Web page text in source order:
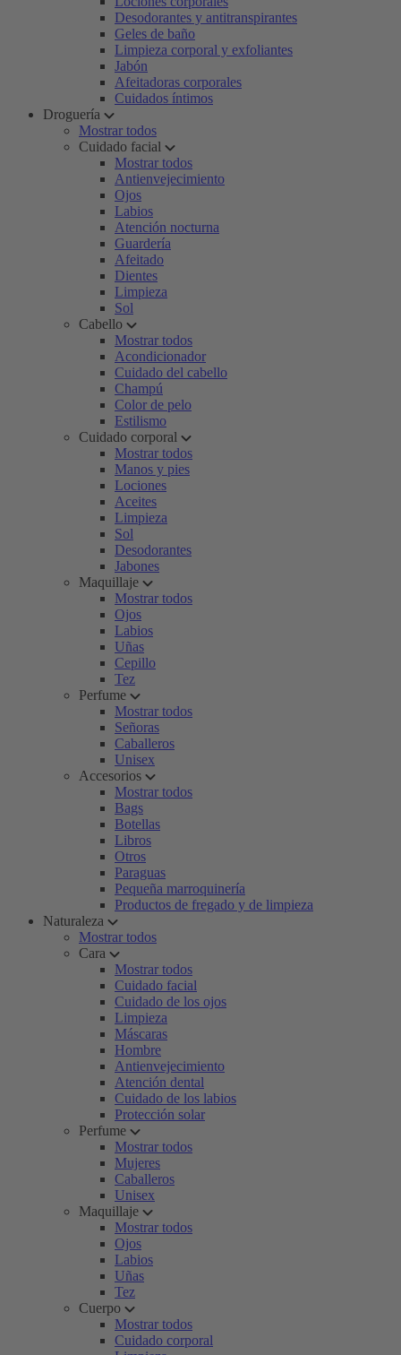
Desodorantes y antitranspirantes
Geles de baño
Limpieza corporal y exfoliantes
Jabón
Afeitadoras corporales
Cuidados íntimos
Droguería
Mostrar todos
Cuidado facial
Mostrar todos
Antienvejecimiento
Ojos
Labios
Atención nocturna
Guardería
Afeitado
Dientes
Limpieza
Sol
Cabello
Mostrar todos
Acondicionador
Cuidado del cabello
Champú
Color de pelo
Estilismo
Cuidado corporal
Mostrar todos
Manos y pies
Lociones
Aceites
Limpieza
Sol
Desodorantes
Jabones
Maquillaje
Mostrar todos
Ojos
Labios
Uñas
Cepillo
Tez
Perfume
Mostrar todos
Señoras
Caballeros
Unisex
Accesorios
Mostrar todos
Bags
Botellas
Libros
Otros
Paraguas
Pequeña marroquinería
Productos de fregado y de limpieza
Naturaleza
Mostrar todos
Cara
Mostrar todos
Cuidado facial
Cuidado de los ojos
Limpieza
Máscaras
Hombre
Antienvejecimiento
Atención dental
Cuidado de los labios
Protección solar
Perfume
Mostrar todos
Mujeres
Caballeros
Unisex
Maquillaje
Mostrar todos
Ojos
Labios
Uñas
Tez
Cuerpo
Mostrar todos
Cuidado corporal